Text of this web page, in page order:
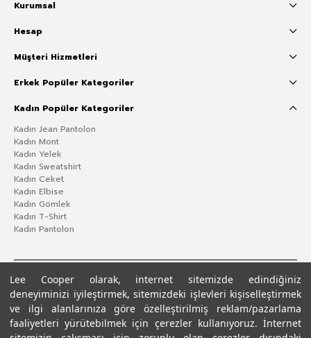
Lee Cooper olarak, internet sitemizde edindiğiniz
deneyiminizi iyileştirmek, sitemizdeki işlevleri kişiselleştirmek
ve ilgi alanlarınıza göre özelleştirilmiş reklam/pazarlama
faaliyetleri yürütebilmek için çerezler kullanıyoruz. İnternet
Kurumsal
Hesap
Müşteri Hizmetleri
Erkek Popüler Kategoriler
Kadın Popüler Kategoriler
Kadın Jean Pantolon
Kadın Mont
Kadın Yelek
Kadın Sweatshirt
Kadın Ceket
Kadın Elbise
Kadın Gömlek
Kadın T-Shirt
Kadın Pantolon